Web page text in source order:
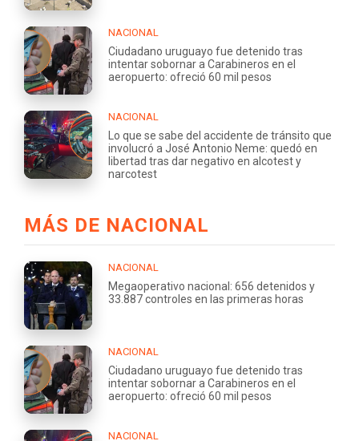
NACIONAL
Ciudadano uruguayo fue detenido tras
intentar sobornar a Carabineros en el
aeropuerto: ofreció 60 mil pesos
NACIONAL
Lo que se sabe del accidente de tránsito que
involucró a José Antonio Neme: quedó en
libertad tras dar negativo en alcotest y
narcotest
MÁS DE NACIONAL
NACIONAL
Megaoperativo nacional: 656 detenidos y
33.887 controles en las primeras horas
NACIONAL
Ciudadano uruguayo fue detenido tras
intentar sobornar a Carabineros en el
aeropuerto: ofreció 60 mil pesos
NACIONAL